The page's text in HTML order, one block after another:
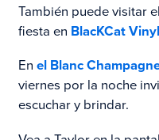
También puede visitar
fiesta en BlacKCat Vinyl
En el Blanc
viernes por la noche
escuchar y brindar.